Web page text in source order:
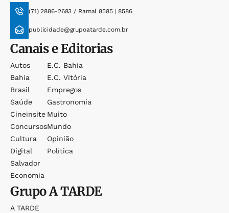
(71) 2886-2683 / Ramal 8585 | 8586
publicidade@grupoatarde.com.br
Canais e Editorias
Autos
Bahia
Brasil
Saúde
Cineinsite
Concursos
Cultura
Digital
Salvador
Economia
E.c. Bahia
E.c. Vitória
Empregos
Gastronomia
Muito
Mundo
Opinião
Política
GrupoA TARDE
A TARDE